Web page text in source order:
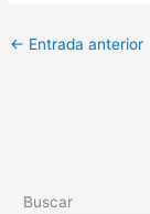
← Entrada anterior
Buscar